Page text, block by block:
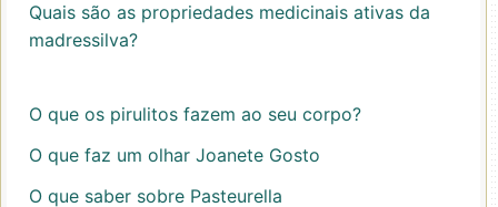
Quais são as propriedades medicinais ativas da
madressilva?
O que os pirulitos fazem ao seu corpo?
O que faz um olhar Joanete Gosto
O que saber sobre Pasteurella